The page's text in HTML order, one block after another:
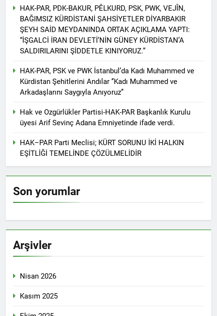
HAK-PAR, PDK-BAKUR, PÊLKURD, PSK, PWK, VEJÎN,
BAĞIMSIZ KÜRDİSTANİ ŞAHSİYETLER DİYARBAKIR
ŞEYH SAİD MEYDANINDA ORTAK AÇIKLAMA YAPTI:
“İŞGALCİ İRAN DEVLETİ’NİN GÜNEY KÜRDİSTAN’A
SALDIRILARINI ŞİDDETLE KINIYORUZ.”
HAK-PAR, PSK ve PWK İstanbul’da Kadı Muhammed ve
Kürdistan Şehitlerini Andılar ‘’Kadı Muhammed ve
Arkadaşlarını Saygıyla Anıyoruz’’
Hak ve Ozgürlükler Partisi-HAK-PAR Başkanlık Kurulu
üyesi Arif Sevinç Adana Emniyetinde ifade verdi.
HAK–PAR Parti Meclisi; KÜRT SORUNU İKİ HALKIN
EŞİTLİĞİ TEMELİNDE ÇÖZÜLMELİDİR
Son yorumlar
Arşivler
Nisan 2026
Kasım 2025